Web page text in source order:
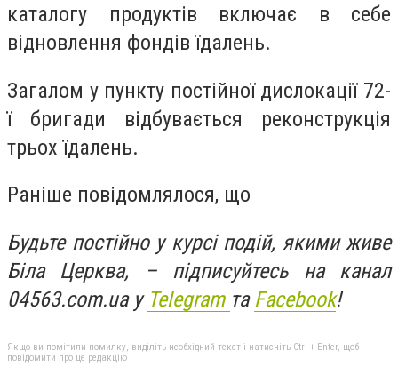
каталогу продуктів включає в себе
відновлення фондів їдалень.
Загалом у пункту постійної дислокації 72-
ї бригади відбувається реконструкція
трьох їдалень.
Раніше повідомлялося, що
Будьте постійно у курсі подій, якими живе
Біла Церква, – підписуйтесь на канал
04563.com.ua у Telegram та Facebook!
Якщо ви помітили помилку, виділіть необхідний текст і натисніть Ctrl + Enter, щоб
повідомити про це редакцію